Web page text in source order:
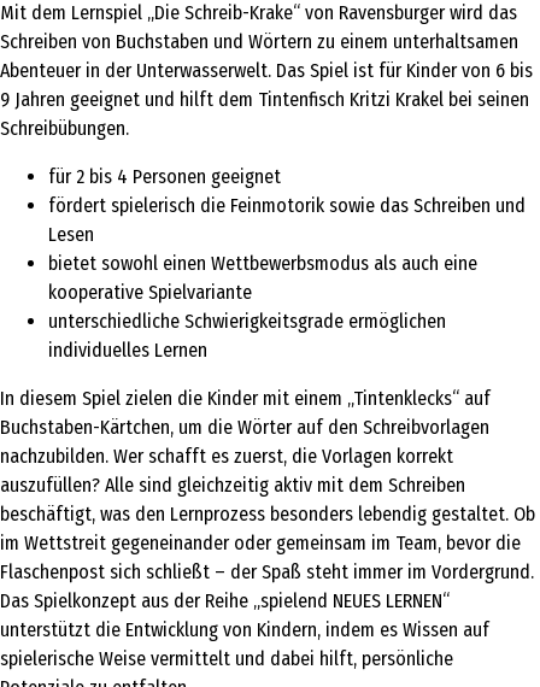
Mit dem Lernspiel „Die Schreib-Krake“ von Ravensburger wird das
Schreiben von Buchstaben und Wörtern zu einem unterhaltsamen
Abenteuer in der Unterwasserwelt. Das Spiel ist für Kinder von 6 bis
9 Jahren geeignet und hilft dem Tintenfisch Kritzi Krakel bei seinen
Schreibübungen.
für 2 bis 4 Personen geeignet
fördert spielerisch die Feinmotorik sowie das Schreiben und
Lesen
bietet sowohl einen Wettbewerbsmodus als auch eine
kooperative Spielvariante
unterschiedliche Schwierigkeitsgrade ermöglichen
individuelles Lernen
In diesem Spiel zielen die Kinder mit einem „Tintenklecks“ auf
Buchstaben-Kärtchen, um die Wörter auf den Schreibvorlagen
nachzubilden. Wer schafft es zuerst, die Vorlagen korrekt
auszufüllen? Alle sind gleichzeitig aktiv mit dem Schreiben
beschäftigt, was den Lernprozess besonders lebendig gestaltet. Ob
im Wettstreit gegeneinander oder gemeinsam im Team, bevor die
Flaschenpost sich schließt – der Spaß steht immer im Vordergrund.
Das Spielkonzept aus der Reihe „spielend NEUES LERNEN“
unterstützt die Entwicklung von Kindern, indem es Wissen auf
spielerische Weise vermittelt und dabei hilft, persönliche